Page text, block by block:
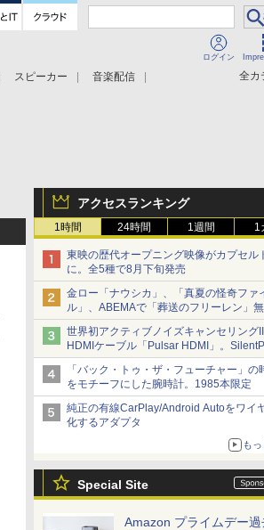
ログイン
全カ
スピーカー
音楽配信
アクセスランキング
1時間 24時間 1週間 1
東映の歴代オープニング映像がカプセル
に。全5種で8月下旬発売
金ロー「ナウシカ」、「真夏の怪奇ファ
ル」、ABEMAで「葬送のフリーレン」
など。夏の特番・配信情報
世界初アクティブノイズキャンセリング
HDMIケーブル「Pulsar HDMI」。
から
「バック・トゥ・ザ・フューチャー」の
をモチーフにした腕時計。1985本限定
純正の有線CarPlay/Android Autoをワイ
化するアダプタ
も
Special Site
Amazon プライムデー過